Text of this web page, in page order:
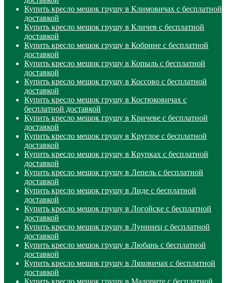
Купить кресло мешок грушу в Климовичах с бесплатной
доставкой
Купить кресло мешок грушу в Кличев с бесплатной
доставкой
Купить кресло мешок грушу в Кобрине с бесплатной
доставкой
Купить кресло мешок грушу в Копыль с бесплатной
доставкой
Купить кресло мешок грушу в Коссово с бесплатной
доставкой
Купить кресло мешок грушу в Костюковичах с
бесплатной доставкой
Купить кресло мешок грушу в Кричеве с бесплатной
доставкой
Купить кресло мешок грушу в Круглое с бесплатной
доставкой
Купить кресло мешок грушу в Крупках с бесплатной
доставкой
Купить кресло мешок грушу в Лепель с бесплатной
доставкой
Купить кресло мешок грушу в Лиде с бесплатной
доставкой
Купить кресло мешок грушу в Логойске с бесплатной
доставкой
Купить кресло мешок грушу в Лунинец с бесплатной
доставкой
Купить кресло мешок грушу в Любань с бесплатной
доставкой
Купить кресло мешок грушу в Ляховичах с бесплатной
доставкой
Купить кресло мешок грушу в Малорите с бесплатной